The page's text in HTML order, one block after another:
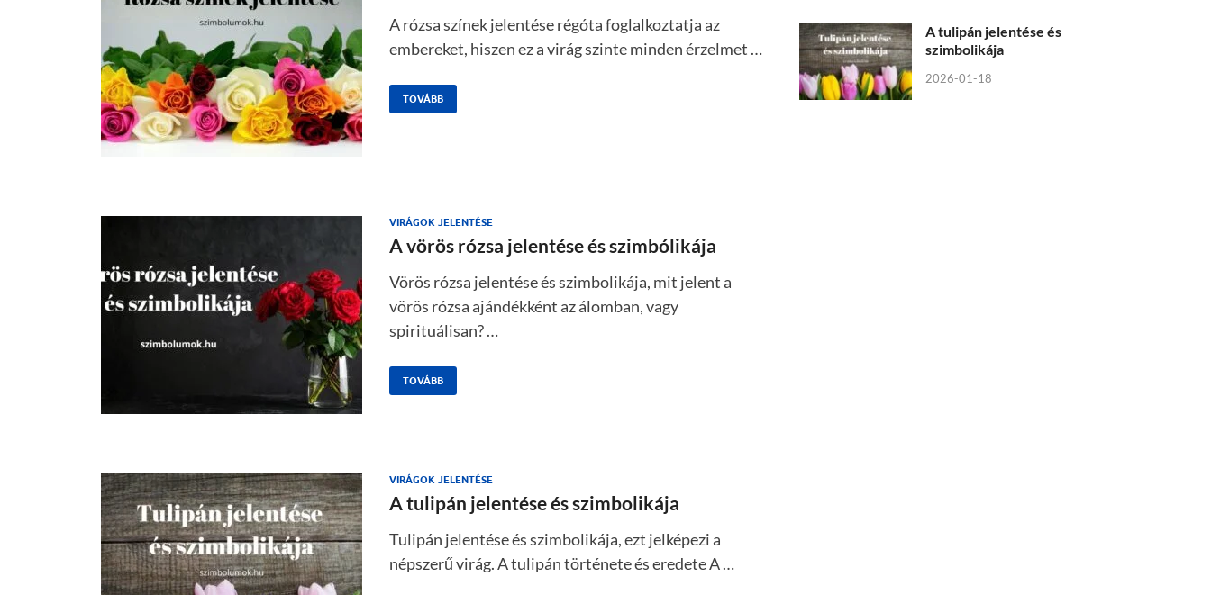
A rózsa színek jelentése régóta foglalkoztatja az
embereket, hiszen ez a virág szinte minden érzelmet …
TOVÁBB
VIRÁGOK JELENTÉSE
A vörös rózsa jelentése és szimbólikája
Vörös rózsa jelentése és szimbolikája, mit jelent a
vörös rózsa ajándékként az álomban, vagy
spirituálisan? …
TOVÁBB
VIRÁGOK JELENTÉSE
A tulipán jelentése és szimbolikája
Tulipán jelentése és szimbolikája, ezt jelképezi a
népszerű virág. A tulipán története és eredete A …
A tulipán jelentése és
szimbolikája
2026-01-18